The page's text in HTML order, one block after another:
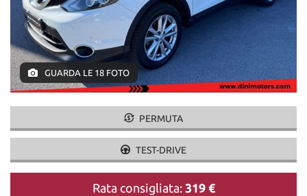
ASSISTENZA
DICONO DI NOI
CONTATTI
GUARDA LE 18 FOTO
PERMUTA
TEST-DRIVE
Rata consigliata: 319 €